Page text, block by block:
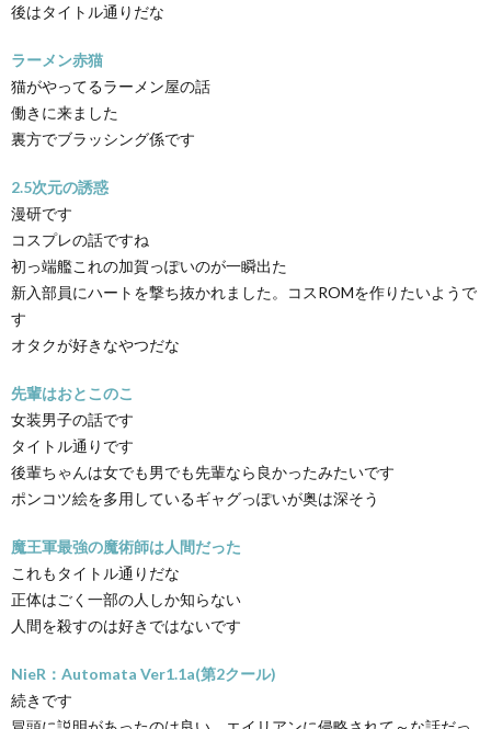
後はタイトル通りだな
ラーメン赤猫
猫がやってるラーメン屋の話
働きに来ました
裏方でブラッシング係です
2.5次元の誘惑
漫研です
コスプレの話ですね
初っ端艦これの加賀っぽいのが一瞬出た
新入部員にハートを撃ち抜かれました。コスROMを作りたいようで
す
オタクが好きなやつだな
先輩はおとこのこ
女装男子の話です
タイトル通りです
後輩ちゃんは女でも男でも先輩なら良かったみたいです
ポンコツ絵を多用しているギャグっぽいが奥は深そう
魔王軍最強の魔術師は人間だった
これもタイトル通りだな
正体はごく一部の人しか知らない
人間を殺すのは好きではないです
NieR：Automata Ver1.1a(第2クール)
続きです